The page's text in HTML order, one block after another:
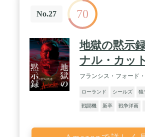
No.27 70
地獄の黙示
ナル・カッ
フランシス・フォード
ローランド シールズ 独
戦闘機 新卒 戦争洋画